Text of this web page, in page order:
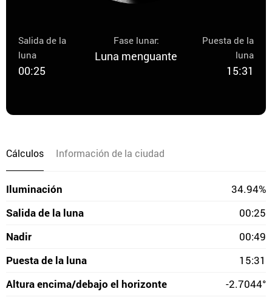
Salida de la
luna
00:25
Fase lunar:
Luna menguante
Puesta de la
luna
15:31
Cálculos Información de la ciudad
Iluminación
34.94%
Salida de la luna
00:25
Nadir
00:49
Puesta de la luna
15:31
Altura encima/debajo el horizonte
-2.7044°